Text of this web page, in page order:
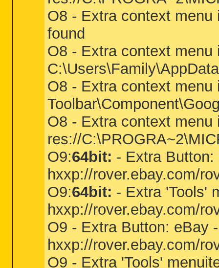
O8 - Extra context
found
O8 - Extra context menu
O8 - Extra context
O8 - Extra context
res://
O9:64bit: - Extra Button:
hxxp://rover.ebay.com/
O9:64bit: - Extra 'Tools'
hxxp://rover.ebay.com/
O9 - Extra Button: eBay
hxxp://rover.ebay.com/
O9 - Extra 'Tools'